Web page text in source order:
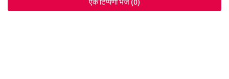
एक टिप्पणी भेजें (0)